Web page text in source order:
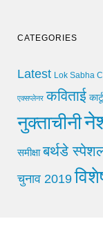
CATEGORIES
Latest Lok Sabha
एक्सप्लेनर कविताई
नुक्ताचीनी
समीक्षा बर्थडे
चुनाव 2019